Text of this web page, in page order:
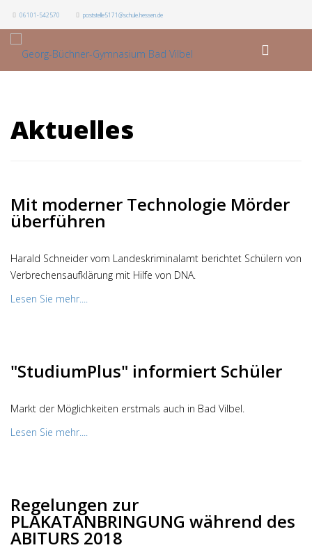
06101-542570 poststelle5171@schule.hessen.de
Aktuelles
Mit moderner Technologie Mörder
überführen
Harald Schneider vom Landeskriminalamt berichtet Schülern von
Verbrechensaufklärung mit Hilfe von DNA.
Lesen Sie mehr....
"StudiumPlus" informiert Schüler
Markt der Möglichkeiten erstmals auch in Bad Vilbel.
Lesen Sie mehr....
Regelungen zur
PLAKATANBRINGUNG während des
ABITURS 2018